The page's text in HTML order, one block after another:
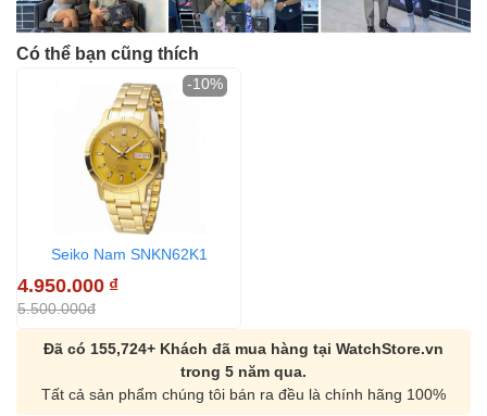
Có thể bạn cũng thích
Seiko Nam SNKN62K1
4.950.000 ₫
5.500.000đ
-10%
Đã có 155,724+ Khách đã mua hàng tại WatchStore.vn
trong 5 năm qua.
Tất cả sản phẩm chúng tôi bán ra đều là chính hãng 100%
Orient Nam RA-
Casio Nam MTS-